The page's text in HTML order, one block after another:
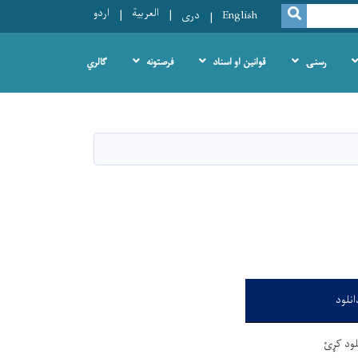
SEARCH
English دری العربية اردو
رسنۍ قوانین او اسناد فرصتونه ګالري
کړئ